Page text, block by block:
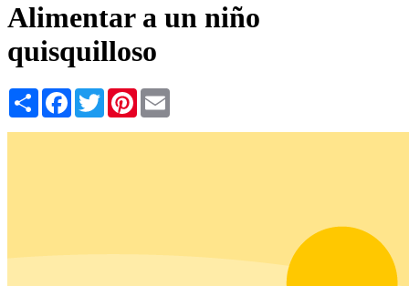
Alimentar a un niño
quisquilloso
Share Facebook
TwitterPinterest